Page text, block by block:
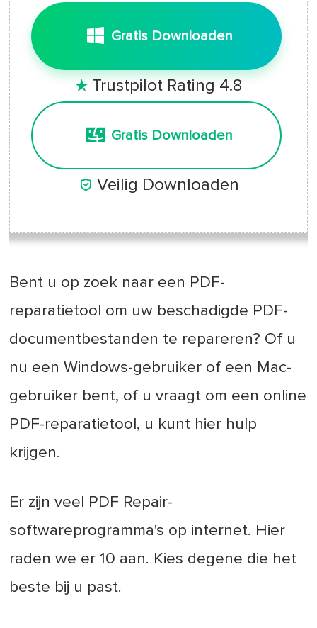
Gratis Downloaden
 Trustpilot Rating 4.8
Gratis Downloaden
 Veilig Downloaden
Bent u op zoek naar een PDF-
reparatietool om uw beschadigde PDF-
documentbestanden te repareren? Of u
nu een Windows-gebruiker of een Mac-
gebruiker bent, of u vraagt om een online
PDF-reparatietool, u kunt hier hulp
krijgen.
Er zijn veel PDF Repair-
softwareprogramma's op internet. Hier
raden we er 10 aan. Kies degene die het
beste bij u past.